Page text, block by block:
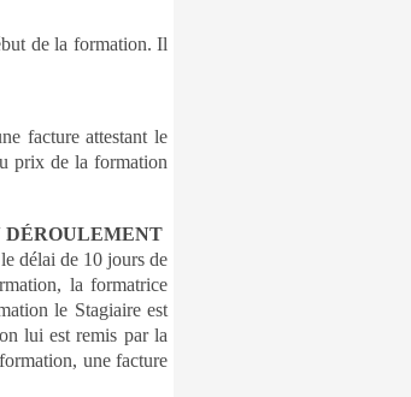
de la formation. Il
facture attestant le
prix de la formation
DÉROULEMENT
délai de 10 jours de
la formatrice
le Stagiaire est
lui est remis par la
une facture